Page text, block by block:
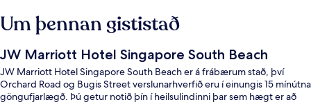
Um þennan gististað
JW Marriott Hotel Singapore South Beach
JW Marriott Hotel Singapore South Beach er á frábærum stað, því
Orchard Road og Bugis Street verslunarhverfið eru í einungis 15 mínútna
göngufjarlægð. Þú getur notið þín í heilsulindinni þar sem hægt er að